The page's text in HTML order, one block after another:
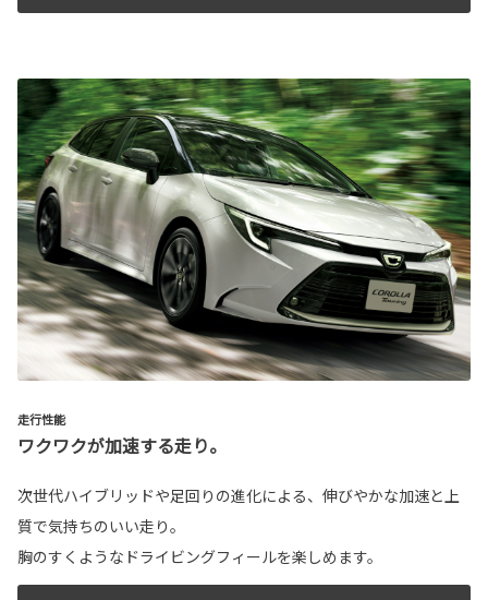
走行性能
ワクワクが加速する走り。
次世代ハイブリッドや足回りの進化による、伸びやかな加速と上
質で気持ちのいい走り。
胸のすくようなドライビングフィールを楽しめます。